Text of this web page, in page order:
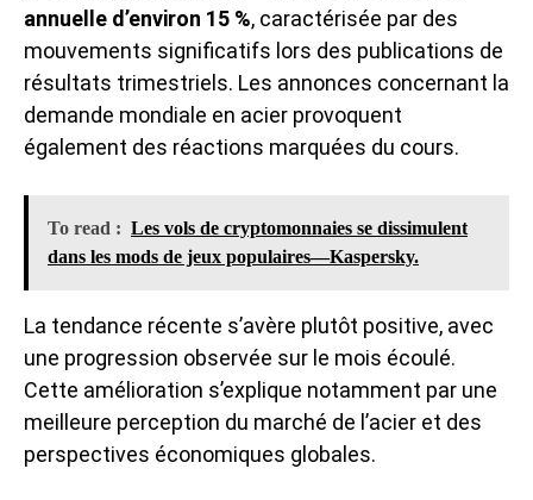
annuelle d’environ 15 %, caractérisée par des
mouvements significatifs lors des publications de
résultats trimestriels. Les annonces concernant la
demande mondiale en acier provoquent
également des réactions marquées du cours.
To read : Les vols de cryptomonnaies se dissimulent
dans les mods de jeux populaires—Kaspersky.
La tendance récente s’avère plutôt positive, avec
une progression observée sur le mois écoulé.
Cette amélioration s’explique notamment par une
meilleure perception du marché de l’acier et des
perspectives économiques globales.